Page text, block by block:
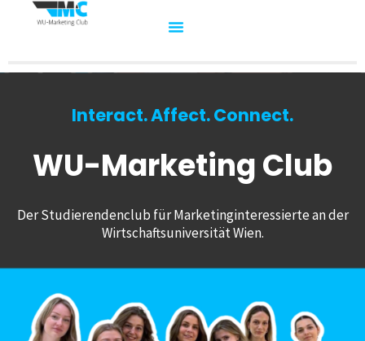
Interact. Affect. Connect.
WU-Marketing Club
Der Studierendenclub für Marketinginteressierte an der
Wirtschaftsuniversität Wien.